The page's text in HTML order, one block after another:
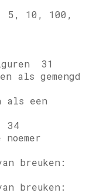
10, 100,
31
als gemengd
een
34
breuken:
breuken: